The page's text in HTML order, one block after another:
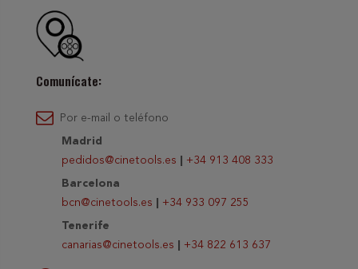
Comunícate:
Por e-mail o teléfono
Madrid
pedidos@cinetools.es
+34 913 408 333
Barcelona
bcn@cinetools.es
+34 933 097 255
Tenerife
canarias@cinetools.es
+34 822 613 637